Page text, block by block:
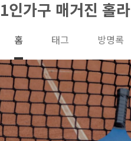
본문 바로가기
1인가구 매거진 홀라
홈 태그 방명록